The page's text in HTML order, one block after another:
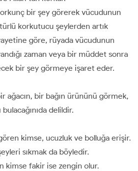
bir şey görerek vücudunun
korkutucu şeylerden artık
göre, rüyada vücudunun
zaman veya bir müddet sonra
bir şey görmeye işaret eder.
ağacın, bir bağın ürününü görmek,
delildir.
gören kimse, ucuzluk ve bolluğa erişir.
sıkmak da böyledir.
kimse fakir ise zengin olur.